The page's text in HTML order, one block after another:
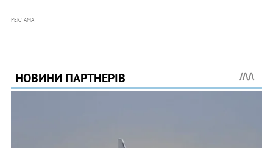
РЕКЛАМА